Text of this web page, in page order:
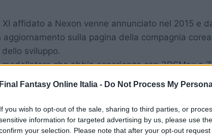
Final Fantasy Online Italia - Do Not Process My
If you wish to opt-out of the sale, sharing to third parties, or
information for targeted advertising by us, please use
your selection. Please note that after your opt-out
affidato a Nexon venne annunciato nel 2015 e
sulla pagina della compagnia
sviluppo.
che abbia esperienza con 3DSMax e
a riguardo quanto prima.